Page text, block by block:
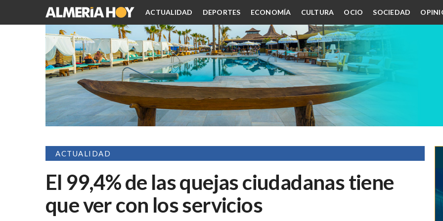
ACTUALIDAD DEPORTES ECONOMÍA CULTURA OCIO SOCIEDAD
ACTUALIDAD
El 99,4% de las quejas ciudadanas tiene
que ver con los servicios